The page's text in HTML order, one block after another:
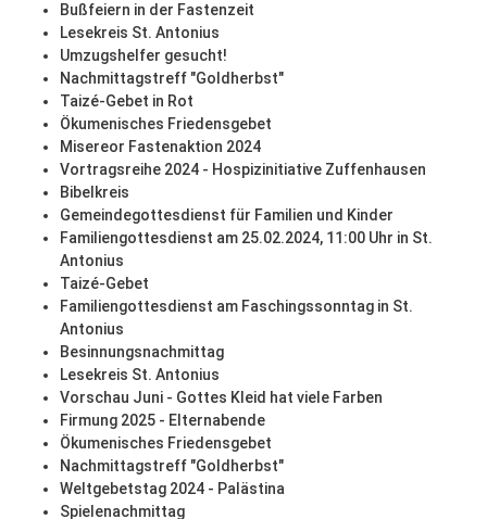
Bußfeiern in der Fastenzeit
Lesekreis St. Antonius
Umzugshelfer gesucht!
Nachmittagstreff "Goldherbst"
Taizé-Gebet in Rot
Ökumenisches Friedensgebet
Misereor Fastenaktion 2024
Vortragsreihe 2024 - Hospizinitiative Zuffenhausen
Bibelkreis
Gemeindegottesdienst für Familien und Kinder
Familiengottesdienst am 25.02.2024, 11:00 Uhr in St.
Antonius
Taizé-Gebet
Familiengottesdienst am Faschingssonntag in St.
Antonius
Besinnungsnachmittag
Lesekreis St. Antonius
Vorschau Juni - Gottes Kleid hat viele Farben
Firmung 2025 - Elternabende
Ökumenisches Friedensgebet
Nachmittagstreff "Goldherbst"
Weltgebetstag 2024 - Palästina
Spielenachmittag